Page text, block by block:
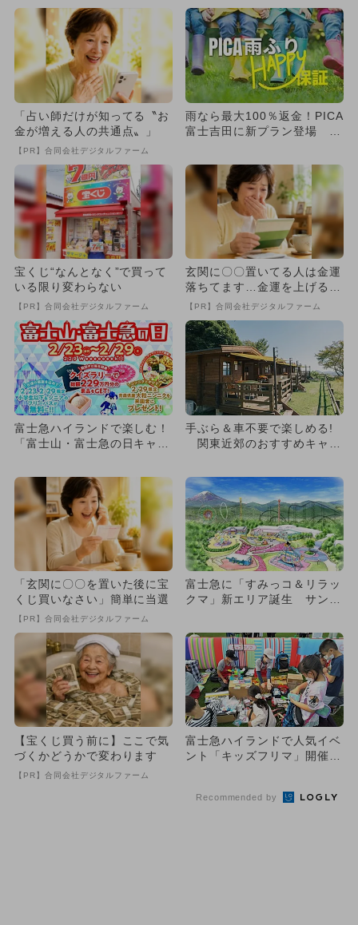
「占い師だけが知ってる〝お
金が増える人の共通点〟」
【PR】合同会社デジタルファーム
雨なら最大100％返金！PICA
富士吉田に新プラン登場 富
宝くじ“なんとなく”で買って
いる限り変わらない
【PR】合同会社デジタルファーム
玄関に〇〇置いてる人は金運
落ちてます…金運を上げる方
法とは
【PR】合同会社デジタルファーム
富士急ハイランドで楽しむ！
「富士山・富士急の日キャン
手ぶら＆車不要で楽しめる!
関東近郊のおすすめキャン
「玄関に〇〇を置いた後に宝
くじ買いなさい」簡単に当選
【PR】合同会社デジタルファーム
富士急に「すみっコ＆リラッ
クマ」新エリア誕生 サンエ
【宝くじ買う前に】ここで気
づくかどうかで変わります
【PR】合同会社デジタルファーム
富士急ハイランドで人気イベ
ント「キッズフリマ」開催！
Recommended by